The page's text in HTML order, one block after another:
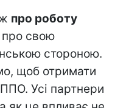
про роботу
свою
стороною.
щоб отримати
Усі партнери